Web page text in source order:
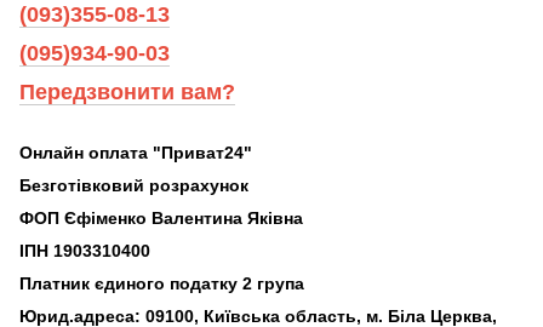
(093)355-08-13
(095)934-90-03
Передзвонити вам?
Онлайн оплата "Приват24"
Безготівковий розрахунок
ФОП Єфіменко Валентина Яківна
ІПН 1903310400
Платник єдиного податку 2 група
Юрид.адреса: 09100, Київська область, м. Біла Церква,